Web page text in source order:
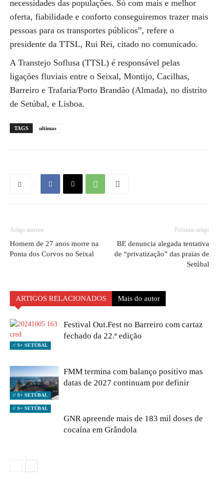
necessidades das populações. Só com mais e melhor
oferta, fiabilidade e conforto conseguiremos trazer mais
pessoas para os transportes públicos”, refere o
presidente da TTSL, Rui Rei, citado no comunicado.
A Transtejo Soflusa (TTSL) é responsável pelas
ligações fluviais entre o Seixal, Montijo, Cacilhas,
Barreiro e Trafaria/Porto Brandão (Almada), no distrito
de Setúbal, e Lisboa.
TAGS ultimas
Artigo anterior
Homem de 27 anos morre na
Ponta dos Corvos no Seixal
Próximo artigo
BE denuncia alegada tentativa
de “privatização” das praias de
Setúbal
ARTIGOS RELACIONADOS Mais do autor
// S+ SETÚBAL
Festival Out.Fest no Barreiro com cartaz
fechado da 22.ª edição
// S+ SETÚBAL
FMM termina com balanço positivo mas
datas de 2027 continuam por definir
// S+ SETÚBAL
GNR apreende mais de 183 mil doses de
cocaína em Grândola